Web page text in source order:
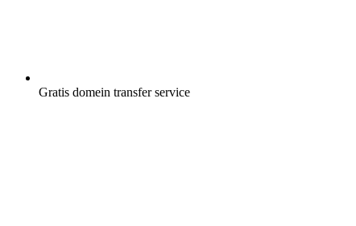
Gratis domein transfer service